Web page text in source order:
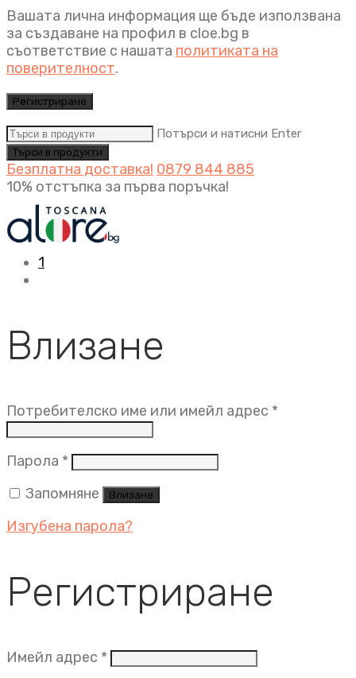
Вашата лична информация ще бъде използвана
за създаване на профил в cloe.bg в
съответствие с нашата политиката на
поверителност.
Регистриране
Потърси и натисни Enter
Безплатна доставка! 0879 844 885
10% отстъпка за първа поръчка!
1
Влизане
Потребителско име или имейл адрес *
Парола * Задължително
Запомняне
Влизане
Изгубена парола?
Регистриране
Имейл адрес * Задължително